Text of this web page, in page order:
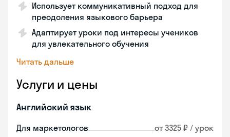
Использует коммуникативный подход для
преодоления языкового барьера
Адаптирует уроки под интересы учеников
для увлекательного обучения
Читать дальше
Услуги и цены
Английский язык
Для маркетологов от 3325 ₽ / урок